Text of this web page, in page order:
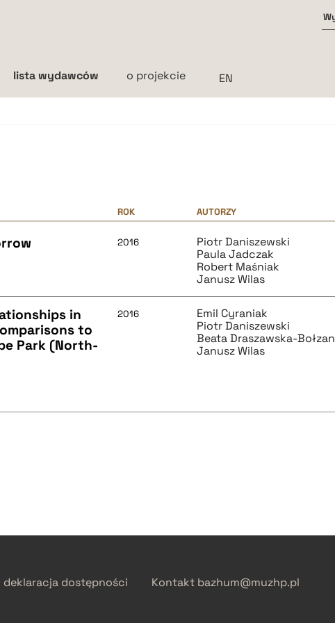
lista wydawców o projekcie
ROK AUTORZY
2016
Piotr Daniszewski
Paula Jadczak
Robert Maśniak
Janusz Wilas
in
to
Park (North-
2016
Emil Cyraniak
Piotr Daniszewski
Beata Draszawska-Bołzan
Janusz Wilas
deklaracja dostępności Kontakt bazhum@muzhp.pl